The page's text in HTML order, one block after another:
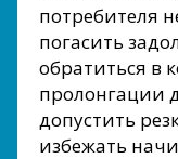
потребителя
погасить
обратиться в
пролонгации
допустить
избежать